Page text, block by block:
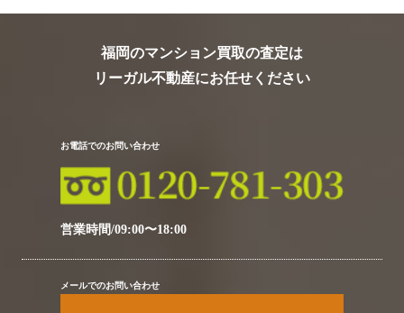
福岡のマンション買取の査定は
リーガル不動産にお任せください
お電話でのお問い合わせ
営業時間/09:00〜18:00
メールでのお問い合わせ